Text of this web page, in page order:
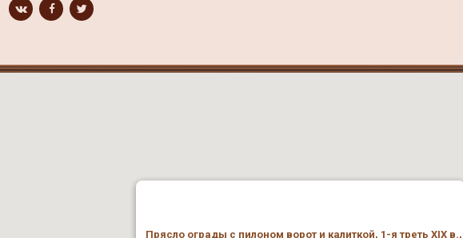
Прясло ограды с пилоном ворот и калиткой, 1-я треть XIX в.,